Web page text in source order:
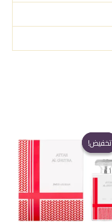
تخفيض!
تخفيض!